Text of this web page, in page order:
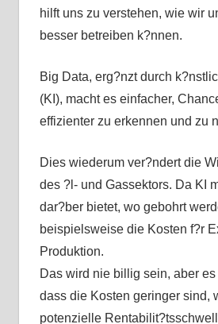
hilft uns zu verstehen, wie wir
besser betreiben k?nnen.
Big Data, erg?nzt durch
(KI), macht es einfacher,
effizienter zu erkennen und zu
Dies wiederum ver?ndert die
des ?l- und Gassektors. Da KI
dar?ber bietet, wo gebohrt
beispielsweise die Kosten f?r
Produktion.
Das wird nie billig sein, aber
dass die Kosten geringer sind,
potenzielle